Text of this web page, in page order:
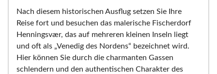
Nach diesem historischen Ausflug setzen Sie Ihre
Reise fort und besuchen das malerische Fischerdorf
Henningsvær, das auf mehreren kleinen Inseln liegt
und oft als „Venedig des Nordens“ bezeichnet wird.
Hier können Sie durch die charmanten Gassen
schlendern und den authentischen Charakter des